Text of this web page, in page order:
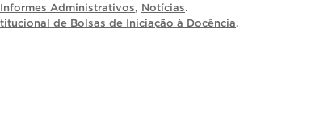
Informes Administrativos, Notícias.
de Bolsas de Iniciação à Docência.